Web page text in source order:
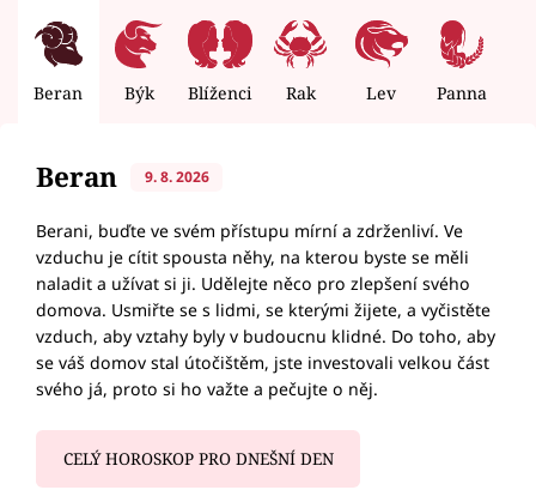
Beran Býk Blíženci Rak Lev Panna
Beran 9. 8. 2026
Berani, buďte ve svém přístupu mírní a zdrženliví. Ve
vzduchu je cítit spousta něhy, na kterou byste se měli
naladit a užívat si ji. Udělejte něco pro zlepšení svého
domova. Usmiřte se s lidmi, se kterými žijete, a vyčistěte
vzduch, aby vztahy byly v budoucnu klidné. Do toho, aby
se váš domov stal útočištěm, jste investovali velkou část
svého já, proto si ho važte a pečujte o něj.
CELÝ HOROSKOP PRO DNEŠNÍ DEN